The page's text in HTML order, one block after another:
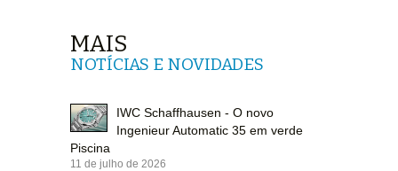
MAIS
NOTÍCIAS E NOVIDADES
IWC Schaffhausen - O novo
Ingenieur Automatic 35 em verde
Piscina
11 de julho de 2026